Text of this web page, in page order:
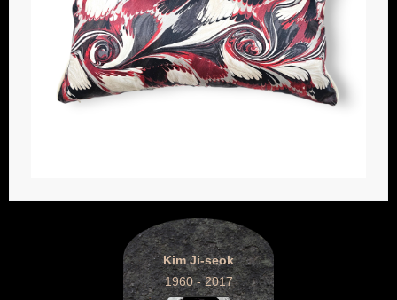
Kim Ji-seok
1960 - 2017